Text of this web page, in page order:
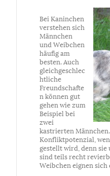
Bei Kaninchen
verstehen sich
Männchen
und Weibchen
häufig am
besten. Auch
gleichgeschlec
htliche
Freundschafte
n können gut
gehen wie zum
Beispiel bei
zwei
kastrierten
Konfliktpotenzial,
gestellt wird, denn
sind teils recht
Weibchen eignen